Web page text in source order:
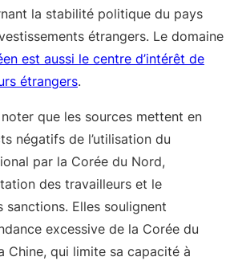
la stabilité politique du pays
étrangers. Le domaine
est aussi le centre d’intérêt de
étrangers.
que les sources mettent en
négatifs de l’utilisation du
par la Corée du Nord,
des travailleurs et le
sanctions. Elles soulignent
excessive de la Corée du
Chine, qui limite sa capacité à